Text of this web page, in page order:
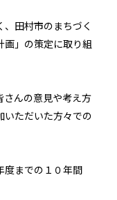
田村市のまちづく
画」の策定に取り組
さんの意見や考え方
いただいた方々での
度までの１０年間